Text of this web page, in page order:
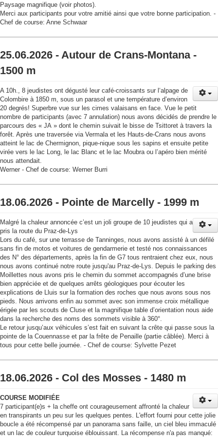
Paysage magnifique (voir photos).
Merci aux participants pour votre amitié ainsi que votre bonne participation. -
Chef de course: Anne Schwaar
25.06.2026 - Autour de Crans-Montana -
1500 m
A 10h., 8 jeudistes ont dégusté leur café-croissants sur l‘alpage de
Colombire à 1850 m, sous un parasol et une température d’environ
20 degrés! Superbre vue sur les cimes valaisans en face. Vue le petit
nombre de participants (avec 7 annulation) nous avons décidés de prendre le
parcours des « JA » dont le chemin suivait le bisse de Tsittoret à travers la
forêt. Après une traversée via Vermala et les Hauts-de-Crans nous avons
atteint le lac de Chermignon, pique-nique sous les sapins et ensuite petite
virée vers le lac Long, le lac Blanc et le lac Moubra ou l’apéro bien mérité
nous attendait.
Werner - Chef de course: Werner Burri
18.06.2026 - Pointe de Marcelly - 1999 m
Malgré la chaleur annoncée c’est un joli groupe de 10 jeudistes qui a
pris la route du Praz-de-Lys
Lors du café, sur une terrasse de Tanninges, nous avons assisté à un défilé
sans fin de motos et voitures de gendarmerie et testé nos connaissances
des N° des départements, après la fin de G7 tous rentraient chez eux, nous
nous avons continué notre route jusqu'au Praz-de-Lys. Depuis le parking des
Moillettes nous avons pris le chemin du sommet accompagnés d’une brise
bien appréciée et de quelques arrêts géologiques pour écouter les
explications de Lluis sur la formation des roches que nous avons sous nos
pieds. Nous arrivons enfin au sommet avec son immense croix métallique
érigée par les scouts de Cluse et la magnifique table d’orientation nous aide
dans la recherche des noms des sommets visible à 360°.
Le retour jusqu’aux véhicules s’est fait en suivant la crête qui passe sous la
pointe de la Couennasse et par la frête de Penaille (partie câblée). Merci à
tous pour cette belle journée. - Chef de course: Sylvette Pezet
18.06.2026 - Col des Mosses - 1480 m
COURSE MODIFIÉE
7 participant(e)s + la cheffe ont courageusement affronté la chaleur
en transpirants un peu sur les quelques pentes. L'effort fourni pour cette jolie
boucle a été récompensé par un panorama sans faille, un ciel bleu immaculé
et un lac de couleur turquoise éblouissant. La récompense n'a pas manqué: